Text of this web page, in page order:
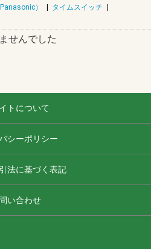
） | タイムスイッチ |
せんでした
トについて
シーポリシー
法に基づく表記
い合わせ